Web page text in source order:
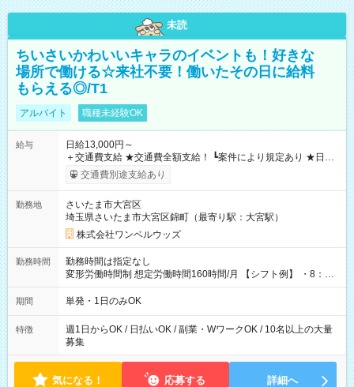
未読
ちいさいかわいいキャラのイベントも！好きな
場所で働ける☆来社不要！働いたその日に給料
もらえる◎/T1
アルバイト 職種未経験OK
給与
日給13,000円～
＋交通費支給 ★交通費全額支給！ ┗案件により規定あり ★日払
いOK！（規定あり） ┗働いたその日に現金GET♪ お仕事後はコ
ンビニATMから 日払い分を引き落とせます！ 【試用期間】試
交通費別途支給あり
勤務地
さいたま市大宮区
埼玉県さいたま市大宮区錦町（最寄り駅：大宮駅）
株式会社ワンベルウッズ
勤務時間
勤務時間は指定なし
変形労働時間制 想定労働時間160時間/月 【シフト例】 ・8：00
～21：00
期間 単発・1日のみOK
特徴
週1日からOK / 日払いOK / 副業・WワークOK / 10名以上の大量
募集
気になる！ 応募する 詳細へ